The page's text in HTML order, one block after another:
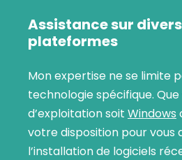
Assistance sur
plateformes
Mon expertise ne se limite
technologie spécifique.
d’exploitation soit Windows
votre disposition pour vous
l’installation de logiciels